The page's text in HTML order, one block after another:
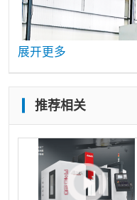
由大扭力主轴与超高
突出的重切削能力
加工循环，或各种不
展开更多
推荐相关